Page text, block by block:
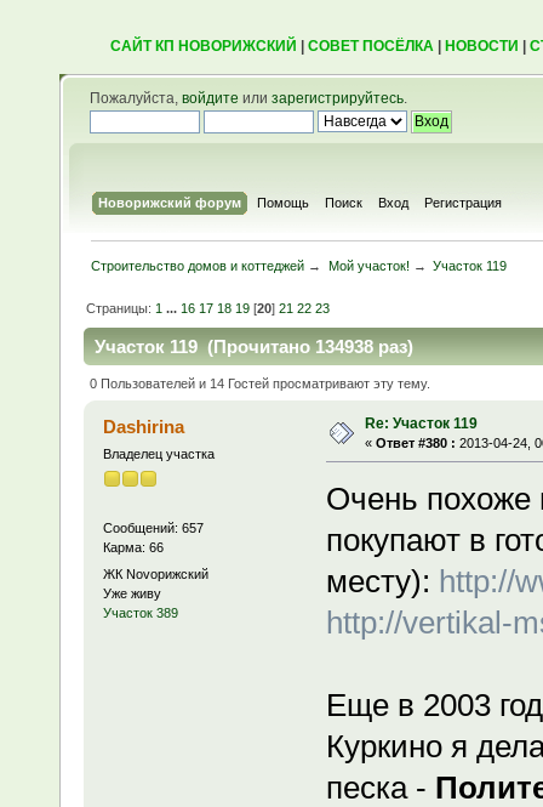
САЙТ КП НОВОРИЖСКИЙ СОВЕТ ПОСЁЛКА| НОВОСТИ
Пожалуйста, войдите или зарегистрируйтесь.
Новорижский форум Помощь Поиск Вход Регистрация
Строительство домов и коттеджей → Мой участок! → Участок 119
Страницы:1 ...16 17 18 19 [20]21 22 23
Участок 119 (Прочитано 134938 раз)
0 Пользователей и 14 Гостей просматривают эту тему.
Dashirina
Владелец участка
Сообщений: 657
Карма: 66
ЖК Novoрижский
Уже живу
Участок 389
Re: Участок 119
« Ответ #380 : 2013-04-24,
Очень
покупают в
месту): http://
http://vertikal-
Еще в 2003
Куркино я
песка -